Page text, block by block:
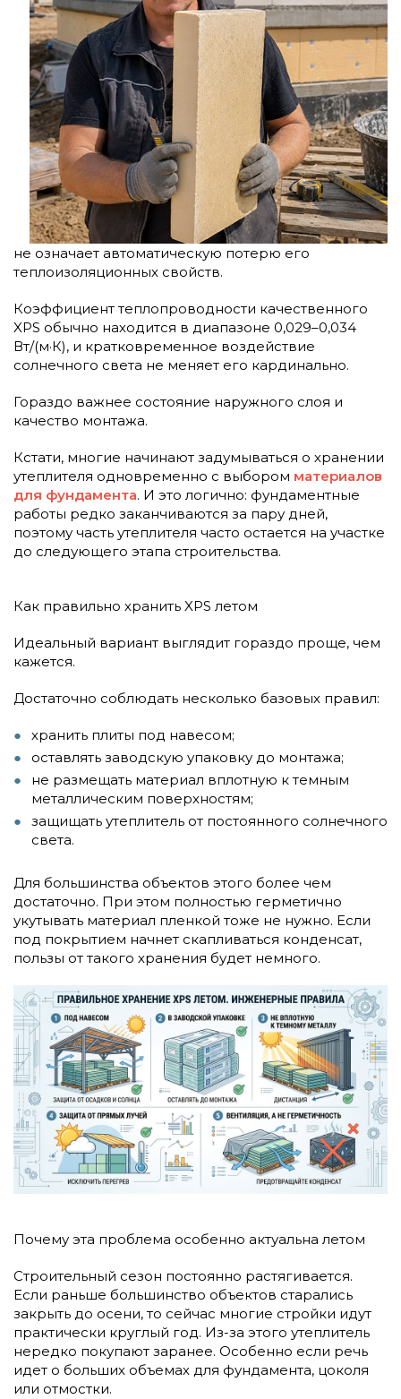
не означает автоматическую потерю его
теплоизоляционных свойств.
Коэффициент теплопроводности качественного
XPS обычно находится в диапазоне 0,029–0,034
Вт/(м·К), и кратковременное воздействие
солнечного света не меняет его кардинально.
Гораздо важнее состояние наружного слоя и
качество монтажа.
Кстати, многие начинают задумываться о хранении
утеплителя одновременно с выбором материалов
для фундамента. И это логично: фундаментные
работы редко заканчиваются за пару дней,
поэтому часть утеплителя часто остается на участке
до следующего этапа строительства.
Как правильно хранить XPS летом
Идеальный вариант выглядит гораздо проще, чем
кажется.
Достаточно соблюдать несколько базовых правил:
хранить плиты под навесом;
оставлять заводскую упаковку до монтажа;
не размещать материал вплотную к темным
металлическим поверхностям;
защищать утеплитель от постоянного солнечного
света.
Для большинства объектов этого более чем
достаточно. При этом полностью герметично
укутывать материал пленкой тоже не нужно. Если
под покрытием начнет скапливаться конденсат,
пользы от такого хранения будет немного.
Почему эта проблема особенно актуальна летом
Строительный сезон постоянно растягивается.
Если раньше большинство объектов старались
закрыть до осени, то сейчас многие стройки идут
практически круглый год. Из-за этого утеплитель
нередко покупают заранее. Особенно если речь
идет о больших объемах для фундамента, цоколя
или отмостки.